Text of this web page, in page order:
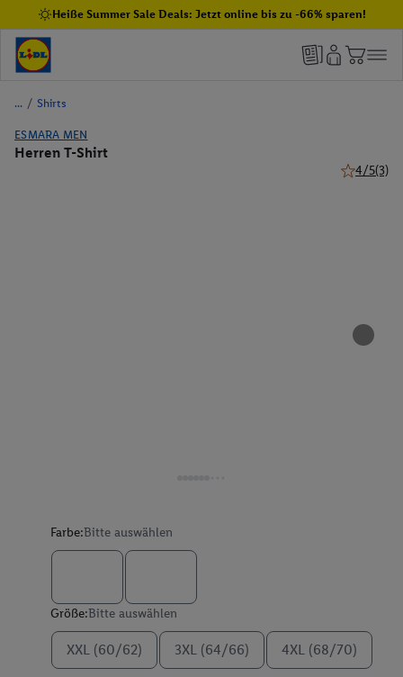
Heiße Summer Sale Deals: Jetzt online bis zu -66% sparen!
/ Shirts
ESMARA MEN
Herren T-Shirt
4/5(3)
Farbe:Bitte auswählen
Größe:Bitte auswählen
XXL (60/62) 3XL (64/66) 4XL (68/70)